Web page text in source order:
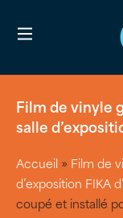
Film de vinyle
salle
Accueil » Film de
d’exposition FIKA
coupé et installé